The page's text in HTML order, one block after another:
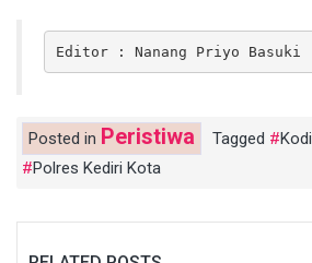
Editor : Nanang Priyo Basuki
Posted in Peristiwa Tagged
Polres Kediri Kota